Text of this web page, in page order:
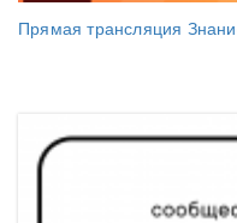
Прямая трансляция